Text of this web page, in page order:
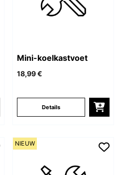
Mini-koelkastvoet
18,99 €
Details
NIEUW